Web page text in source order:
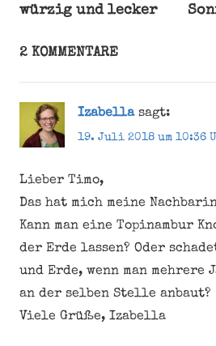
Haut
Kleingarten
Knollen
Pflanze
Sonnenblume
Topinambur
würzig und lecker
2 KOMMENTARE
Izabella sagt:
19. Juli 2018 um 10:36
Lieber Timo,
Das hat mich meine
Kann man eine Topinambur
der Erde lassen? Oder
und Erde, wenn man mehrere
an der selben Stelle anbaut?
Viele Grüße, Izabella